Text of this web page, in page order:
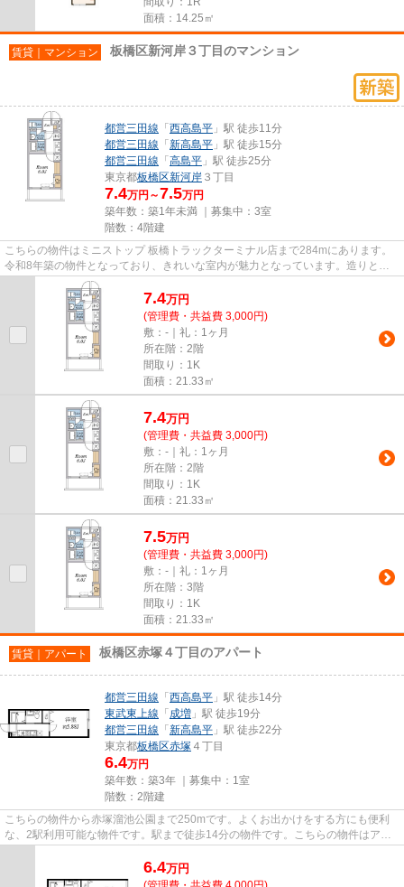
面積：14.25㎡
賃貸｜マンション 板橋区新河岸３丁目のマンション
都営三田線 「 西高島平 」駅 徒歩11分
都営三田線 「 新高島平 」駅 徒歩15分
都営三田線 「 高島平 」駅 徒歩25分
東京都板橋区新河岸 ３丁目
7.4万円～7.5万円
築年数：築1年未満 ｜募集中： 3室
階数：4階建
こちらの物件はミニストップ 板橋トラックターミナル店まで284mにあります。
令和8年築の物件となっており、きれいな室内が魅力となっています。造りとデ
ザインに関して、自信をもって...
7.4万円
(管理費・共益費 3,000円)
敷：-｜礼：1ヶ月
所在階：2階
間取り：1K
面積：21.33㎡
7.4万円
(管理費・共益費 3,000円)
敷：-｜礼：1ヶ月
所在階：2階
間取り：1K
面積：21.33㎡
7.5万円
(管理費・共益費 3,000円)
敷：-｜礼：1ヶ月
所在階：3階
間取り：1K
面積：21.33㎡
賃貸｜アパート 板橋区赤塚４丁目のアパート
都営三田線 「 西高島平 」駅 徒歩14分
東武東上線 「 成増 」駅 徒歩19分
都営三田線 「 新高島平 」駅 徒歩22分
東京都板橋区赤塚 ４丁目
6.4万円
築年数：築3年 ｜募集中： 1室
階数：2階建
こちらの物件から赤塚溜池公園まで250mです。よくお出かけをする方にも便利
な、2駅利用可能な物件です。駅まで徒歩14分の物件です。こちらの物件はアパ
6.4万円